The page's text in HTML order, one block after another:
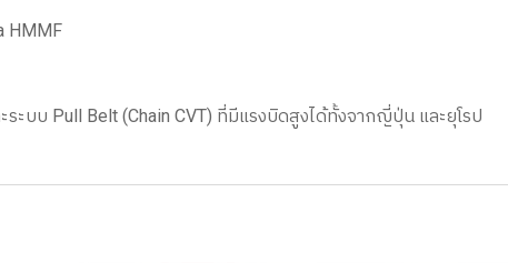
HMMF
ะบบ Pull Belt (Chain CVT) ที่มีแรงบิดสูงได้ทั้งจากญี่ปุ่น และยุโรป